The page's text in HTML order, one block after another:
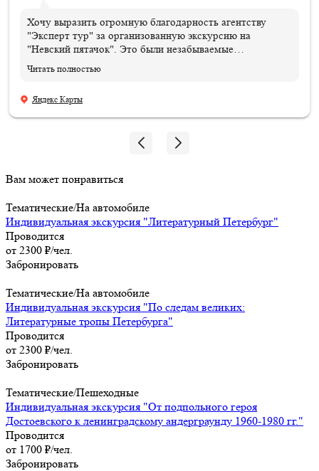
Хочу выразить огромную благодарность агентству
"Эксперт тур" за организованную экскурсию на
"Невский пятачок". Это были незабываемые
впечатления и эмоции!!! Всем организаторам огромное
впечатления, и память, которые останутся навсегда.
Мой сын знает теперь, где совершил подвиг и погиб его
Читать полностью
Яндекс Карты
Вам может понравиться
Тематические/На автомобиле
Индивидуальная экскурсия "Литературный Петербург"
Проводится
от 2300 ₽/чел.
Забронировать
Тематические/На автомобиле
Индивидуальная экскурсия "По следам великих:
Литературные тропы Петербурга"
Проводится
от 2300 ₽/чел.
Забронировать
Тематические/Пешеходные
Индивидуальная экскурсия "От подпольного героя
Достоевского к ленинградскому андерграунду 1960-1980 гг."
Проводится
от 1700 ₽/чел.
Забронировать